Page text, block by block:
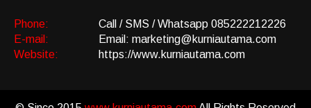
Phone:
Call / SMS / Whatsapp 085222212226
E-mail:
Email: marketing@kurniautama.com
Website:
https://www.kurniautama.com